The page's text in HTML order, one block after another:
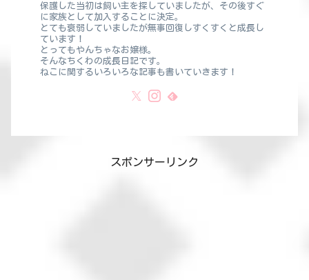
保護した当初は飼い主を探していましたが、その後すぐ
に家族として加入することに決定。
とても衰弱していましたが無事回復しすくすくと成長し
ています！
とってもやんちゃなお嬢様。
そんなちくわの成長日記です。
ねこに関するいろいろな記事も書いていきます！
スポンサーリンク